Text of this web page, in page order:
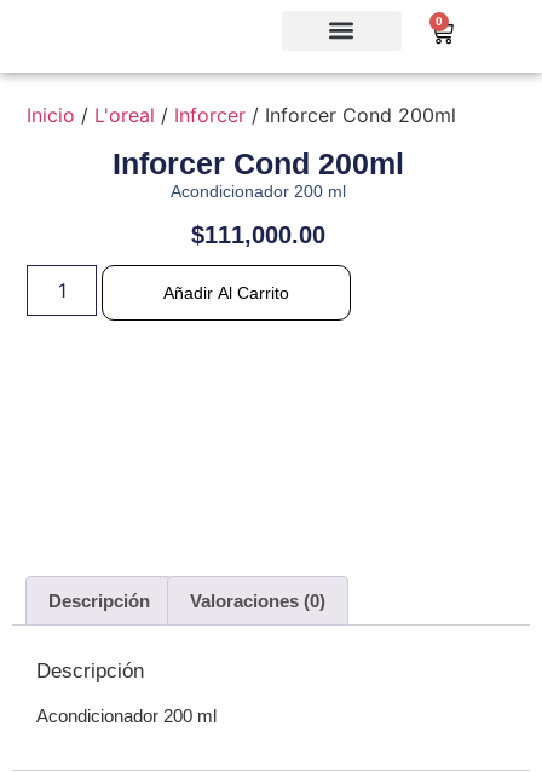
0
Inicio / L'oreal / Inforcer / Inforcer Cond 200ml
Inforcer Cond 200ml
Acondicionador 200 ml
$111,000.00
Añadir Al Carrito
Descripción Valoraciones (0)
Descripción
Acondicionador 200 ml